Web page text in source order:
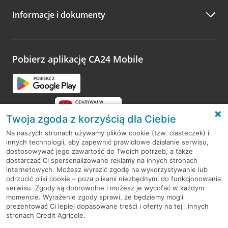
Zachęcamy do podzielenia się z nami opinią o wizycie.
opinie.
Informacje i dokumenty
Pobierz aplikację CA24 Mobile
RODO
Regulamin serwisu
Mapa serwisu
PolitykaCookies
Twoja zgoda z korzyścią dla Ciebie
Na naszych stronach używamy plików cookie (tzw. ciasteczek) i
innych technologii, aby zapewnić prawidłowe działanie serwisu,
dostosowywać jego zawartość do Twoich potrzeb, a także
dostarczać Ci spersonalizowane reklamy na innych stronach
internetowych. Możesz wyrazić zgodę na wykorzystywanie lub
odrzucić pliki cookie – poza plikami niezbędnymi do funkcjonowania
serwisu. Zgody są dobrowolne i możesz je wycofać w każdym
momencie. Wyrażenie zgody sprawi, że będziemy mogli
prezentować Ci lepiej dopasowane treści i oferty na tej i innych
stronach Credit Agricole.